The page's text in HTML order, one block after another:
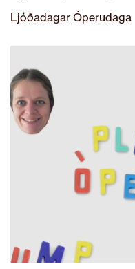
Ljóðadagar Óperudaga